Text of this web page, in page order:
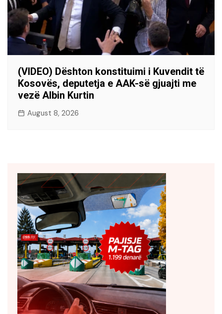
(VIDEO) Dështon konstituimi i Kuvendit të
Kosovës, deputetja e AAK-së gjuajti me
vezë Albin Kurtin
August 8, 2026